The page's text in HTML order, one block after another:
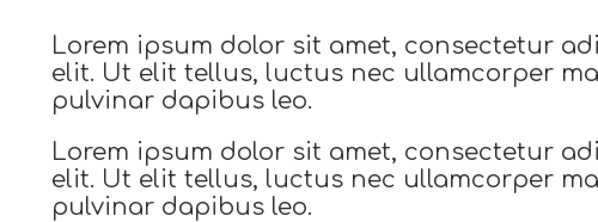
Lorem ipsum dolor sit amet, consectetur
elit. Ut elit tellus, luctus nec ullamcorper
pulvinar dapibus leo.
Lorem ipsum dolor sit amet, consectetur
elit. Ut elit tellus, luctus nec ullamcorper
pulvinar dapibus leo.